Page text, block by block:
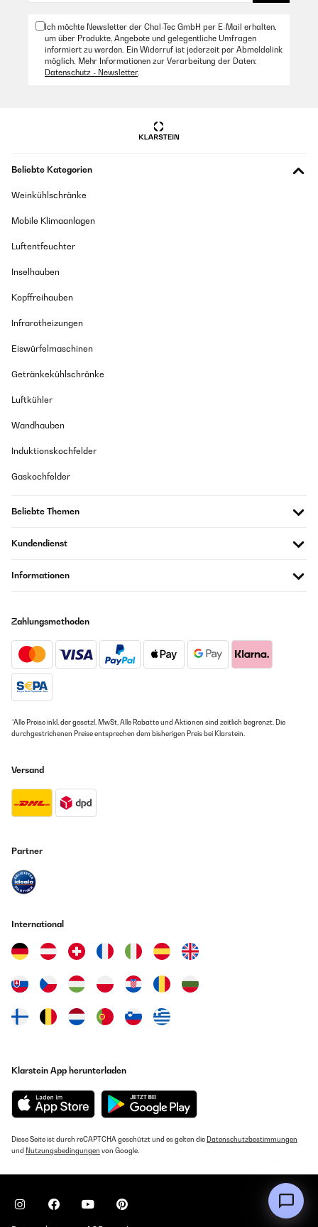
Ich möchte Newsletter der Chal-Tec GmbH per E-Mail erhalten,
um über Produkte, Angebote und gelegentliche Umfragen
informiert zu werden. Ein Widerruf ist jederzeit per Abmeldelink
möglich. Mehr Informationen zur Verarbeitung der Daten:
Datenschutz - Newsletter.
Beliebte Kategorien
Weinkühlschränke
Mobile Klimaanlagen
Luftentfeuchter
Inselhauben
Kopffreihauben
Infrarotheizungen
Eiswürfelmaschinen
Getränkekühlschränke
Luftkühler
Wandhauben
Induktionskochfelder
Gaskochfelder
Beliebte Themen
Kundendienst
Informationen
Zahlungsmethoden
*Alle Preise inkl. der gesetzl. MwSt. Alle Rabatte und Aktionen sind zeitlich begrenzt. Die
durchgestrichenen Preise entsprechen dem bisherigen Preis bei Klarstein.
Versand
Partner
International
Klarstein App herunterladen
Diese Seite ist durch reCAPTCHA geschützt und es gelten die Datenschutzbestimmungen
und Nutzungsbedingungen von Google.